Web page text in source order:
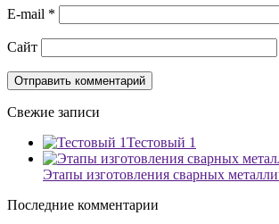
E-mail *
Сайт
Свежие записи
Тестовый 1
Этапы изготовления сварных
Последние комментарии